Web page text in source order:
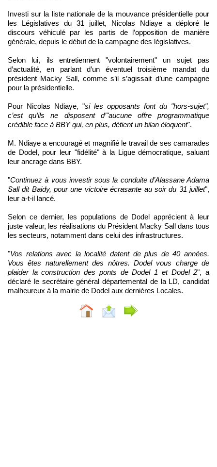
Investi sur la liste nationale de la mouvance présidentielle pour
les Législatives du 31 juillet, Nicolas Ndiaye a déploré le
discours véhiculé par les partis de l’opposition de manière
générale, depuis le début de la campagne des législatives.
Selon lui, ils entretiennent "volontairement" un sujet pas
d’actualité, en parlant d’un éventuel troisième mandat du
président Macky Sall, comme s’il s’agissait d’une campagne
pour la présidentielle.
Pour Nicolas Ndiaye, "si les opposants font du "hors-sujet",
c’est qu’ils ne disposent d’"aucune offre programmatique
crédible face à BBY qui, en plus, détient un bilan éloquent".
M. Ndiaye a encouragé et magnifié le travail de ses camarades
de Dodel, pour leur "fidélité" à la Ligue démocratique, saluant
leur ancrage dans BBY.
"Continuez à vous investir sous la conduite d’Alassane Adama
Sall dit Baidy, pour une victoire écrasante au soir du 31 juillet",
leur a-t-il lancé.
Selon ce dernier, les populations de Dodel apprécient à leur
juste valeur, les réalisations du Président Macky Sall dans tous
les secteurs, notamment dans celui des infrastructures.
"Vos relations avec la localité datent de plus de 40 années.
Vous êtes naturellement des nôtres. Dodel vous charge de
plaider la construction des ponts de Dodel 1 et Dodel 2", a
déclaré le secrétaire général départemental de la LD, candidat
malheureux à la mairie de Dodel aux dernières Locales.